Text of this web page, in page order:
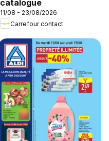
catalogue
11/08 - 23/08/2026
Carrefour contact